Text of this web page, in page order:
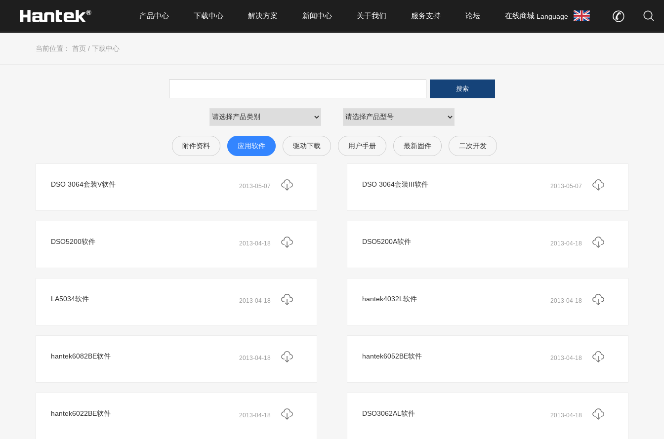
在线商城
论坛
服务支持
关于我们
新闻中心
解决方案
下载中心
产品中心 Language
当前位置： 首页 / 下载中心
搜索
附件资料 应用软件 驱动下载 用户手册 最新固件 二次开发
DSO 3064套装V软件 2013-05-07 DSO 3064套装III软件 2013-05-07
DSO5200软件 2013-04-18 DSO5200A软件 2013-04-18
LA5034软件 2013-04-18 hantek4032L软件 2013-04-18
hantek6082BE软件 2013-04-18 hantek6052BE软件 2013-04-18
hantek6022BE软件 2013-04-18 DSO3062AL软件 2013-04-18